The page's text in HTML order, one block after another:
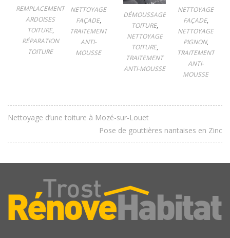
REMPLACEMENT
ARDOISES
TOITURE,
RÉPARATION
TOITURE
NETTOYAGE
FAÇADE,
TRAITEMENT
ANTI-
MOUSSE
DÉMOUSSAGE
TOITURE,
NETTOYAGE
TOITURE,
TRAITEMENT
ANTI-MOUSSE
NETTOYAGE
FAÇADE,
NETTOYAGE
PIGNON,
TRAITEMENT
ANTI-
MOUSSE
Nettoyage d’une toiture à Mozé-sur-Louet
Pose de gouttières nantaises en Zinc